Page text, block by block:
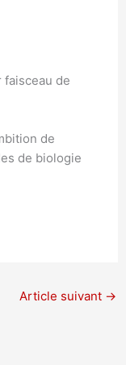
faisceau de
de
de biologie
Article suivant →